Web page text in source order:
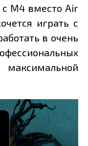
с M4 вместо Air
играть с
в очень